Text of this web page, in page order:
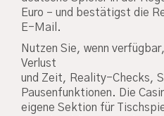
Euro – und bestätigst die
E-Mail.
Nutzen Sie, wenn
Verlust
und Zeit, Reality-Checks,
Pausenfunktionen. Die
eigene Sektion für